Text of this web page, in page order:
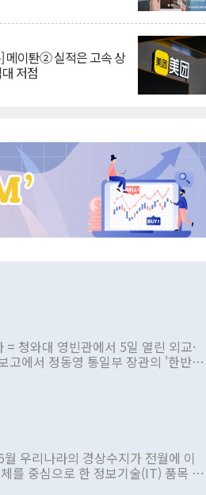
메이퇀② 실적은 고속 상
저점
청와대 영빈관에서 5일 열린 외교·
고에서 정동영 통일부 장관의 '한반도
은 사안을 정책으로 추진하겠다고 공
라는 비판을 내놨다. 그동안 정 장
은 적은 여러 번 있지만 대통령과 유
장을 표명한 것은 이례적이다. 정 장
해야 한다는 목소리도 높아지고 있
우리나라의 경상수지가 전월에 이
를 중심으로 한 정보기술(IT) 품목 수